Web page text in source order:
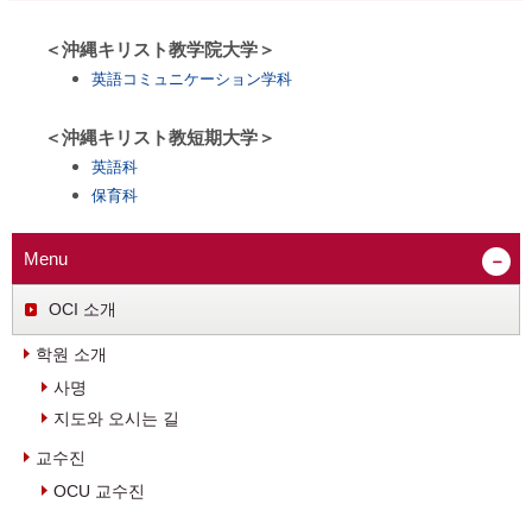
＜沖縄キリスト教学院大学＞
英語コミュニケーション学科
＜沖縄キリスト教短期大学＞
英語科
保育科
Menu
OCI 소개
학원 소개
사명
지도와 오시는 길
교수진
OCU 교수진